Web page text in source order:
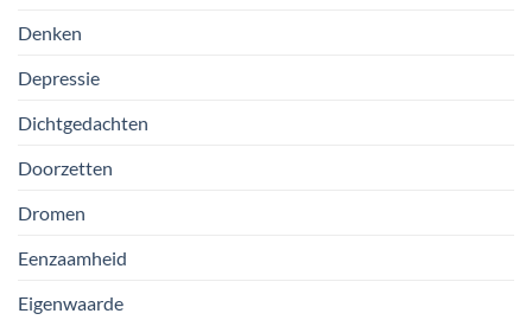
Denken
Depressie
Dichtgedachten
Doorzetten
Dromen
Eenzaamheid
Eigenwaarde